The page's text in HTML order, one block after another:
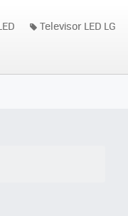
Televisor LED LG